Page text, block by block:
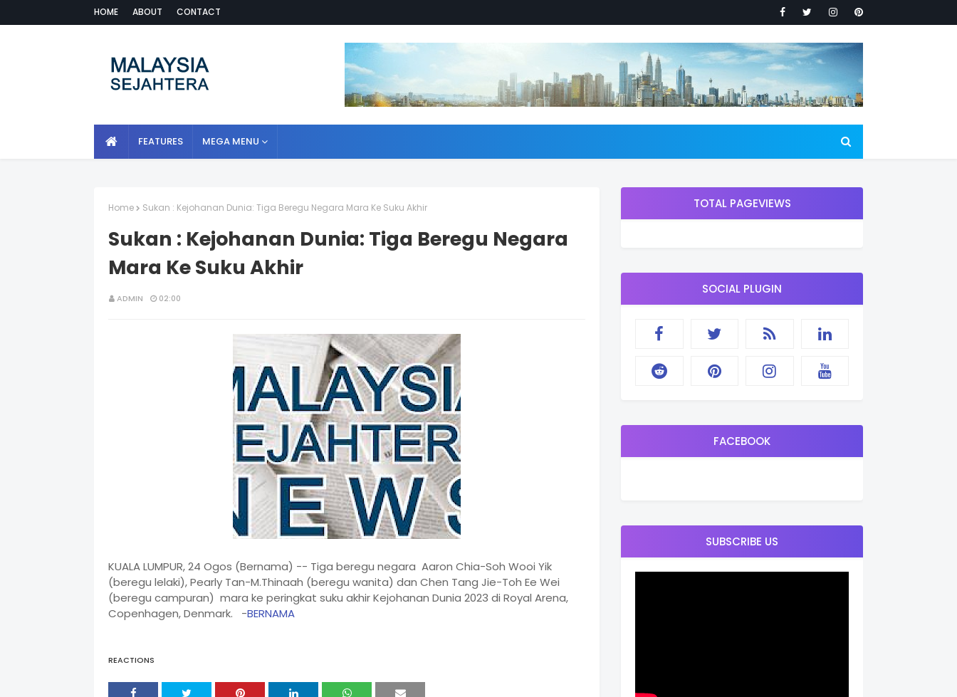
HOME ABOUT CONTACT
FEATURES MEGA MENU
Home Sukan : Kejohanan Dunia: Tiga Beregu Negara Mara Ke Suku Akhir
Sukan : Kejohanan Dunia: Tiga Beregu Negara
Mara Ke Suku Akhir
ADMIN 02:00
KUALA LUMPUR, 24 Ogos (Bernama) -- Tiga beregu negara Aaron Chia-Soh Wooi Yik
(beregu lelaki), Pearly Tan-M.Thinaah (beregu wanita) dan Chen Tang Jie-Toh Ee Wei
(beregu campuran) mara ke peringkat suku akhir Kejohanan Dunia 2023 di Royal Arena,
Copenhagen, Denmark. -BERNAMA
REACTIONS
TOTAL PAGEVIEWS
SOCIAL PLUGIN
FACEBOOK
SUBSCRIBE US